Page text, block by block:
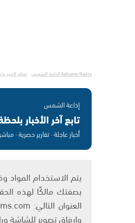
Ashams Radio إذاعة الشمس · صباح الخير يا بلدي -
إذاعة الشمس
تابع آخر الأخبار
أخبار عاجلة · تقارير حصرية · مباشر
بصفتك مالكًا لهذه
وإرفاق تصوير للشاشة